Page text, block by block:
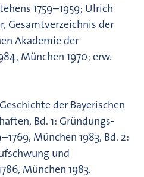
1759–1959; Ulrich
Gesamtverzeichnis der
Akademie der
München 1970; erw.
der Bayerischen
Bd. 1: Gründungs-
München 1983, Bd. 2:
und
München 1983.